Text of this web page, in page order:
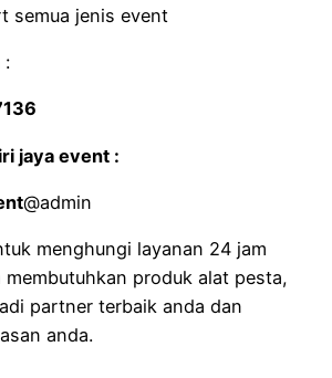
semua jenis event
:
jaya event :
@admin
menghungi layanan 24 jam
membutuhkan produk alat pesta,
partner terbaik anda dan
anda.